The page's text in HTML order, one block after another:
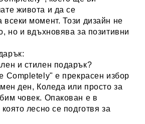
живота и да се
всеки момент. Този дизайн не
но и вдъхновява за позитивни
и стилен подарък?
Completely" е прекрасен избор
ден, Коледа или просто за
човек. Опакован е в
лесно се подготвя за